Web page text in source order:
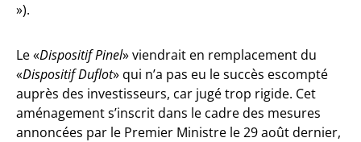
»).
Le «Dispositif Pinel» viendrait en remplacement du
«Dispositif Duflot» qui n’a pas eu le succès escompté
auprès des investisseurs, car jugé trop rigide. Cet
aménagement s’inscrit dans le cadre des mesures
annoncées par le Premier Ministre le 29 août dernier,